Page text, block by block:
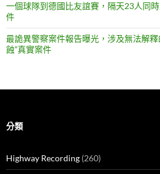
一個球隊到德國比友誼賽，隔天23人同
件
最詭異警察案件報告曝光，涉及無法解
蝕”真實案件
分類
Highway Recording (260)